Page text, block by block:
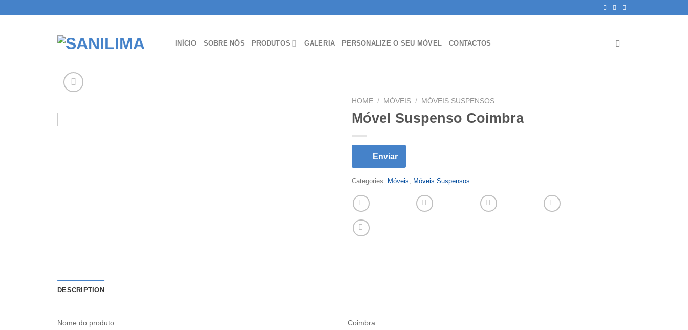
INÍCIO SOBRE NÓS PRODUTOS GALERIA PERSONALIZE O SEU MÓVEL CONTACTOS
HOME / MÓVEIS / MÓVEIS SUSPENSOS
Móvel Suspenso Coimbra
Enviar
Categories: Móveis Móveis Suspensos
DESCRIPTION
Nome do produto Coimbra